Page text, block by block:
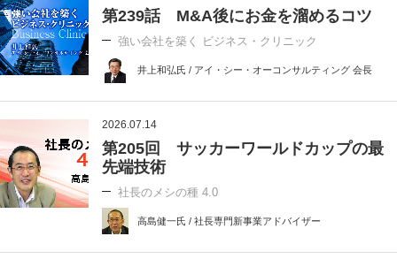
第239話 M&A後にお金を溜めるコツ
強い会社を築く ビジネス・クリニック
井上和弘氏 / アイ・シー・オーコンサルティング 会長
2026.07.14
第205回 サッカーワールドカップの最
先端技術
社長のメシの種 4.0
高島健一氏 / 社長専門新事業アドバイザー